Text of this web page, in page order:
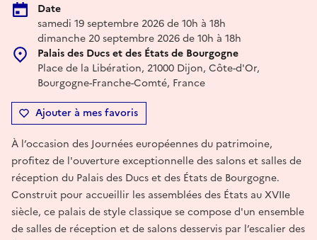
Date
samedi 19 septembre 2026 de 10h à 18h
dimanche 20 septembre 2026 de 10h à 18h
Palais des Ducs et des États de Bourgogne
Place de la Libération, 21000 Dijon, Côte-d'Or,
Bourgogne-Franche-Comté, France
Ajouter à mes favoris
À l’occasion des Journées européennes du patrimoine,
profitez de l'ouverture exceptionnelle des salons et salles de
réception du Palais des Ducs et des États de Bourgogne.
Construit pour accueillir les assemblées des États au XVIIe
siècle, ce palais de style classique se compose d'un ensemble
de salles de réception et de salons desservis par l’escalier des